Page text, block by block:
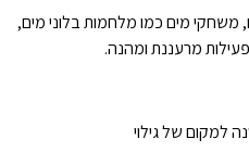
מים כמו מלחמות בלוני מים,
מרעננת ומהנה.
למקום של גילוי